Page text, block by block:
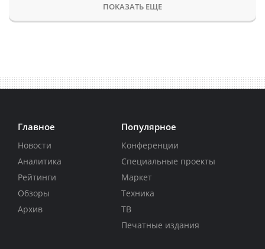
ПОКАЗАТЬ ЕЩЕ
Главное
Новости
Аналитика
Рейтинги
Обзоры
Архив
Популярное
Конференции
Специальные проекты
Маркет
Техника
ТВ
Печатные издания